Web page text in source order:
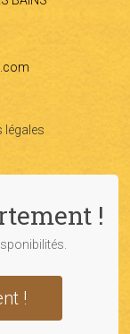
légales
!
!